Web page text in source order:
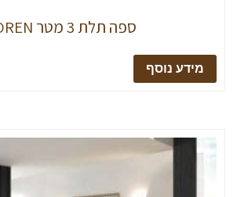
ספה תלת 3 מטר LOREN
מידע נוסף